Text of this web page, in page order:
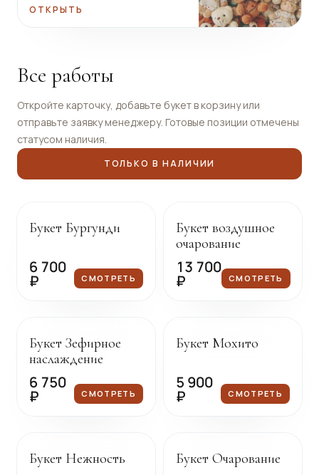
ОТКРЫТЬ
Все работы
Откройте карточку, добавьте букет в корзину или
отправьте заявку менеджеру. Готовые позиции отмечены
статусом наличия.
ТОЛЬКО В НАЛИЧИИ
Букет Бургунди
6 700
₽ СМОТРЕТЬ
Букет воздушное
очарование
13 700
₽ СМОТРЕТЬ
Букет Зефирное
наслаждение
6 750
₽ СМОТРЕТЬ
Букет Мохито
5 900
₽ СМОТРЕТЬ
Букет Нежность Букет Очарование